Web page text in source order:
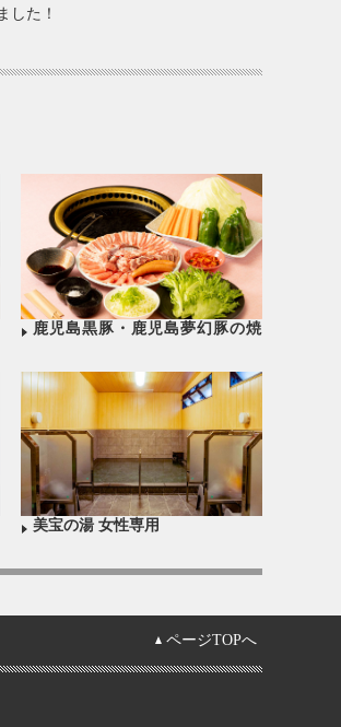
した！
鹿児島黒豚・鹿児島夢幻豚の焼
美宝の湯 女性専用
ページTOPへ